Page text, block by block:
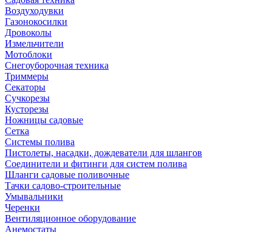
Воздуходувки
Газонокосилки
Дровоколы
Измельчители
Мотоблоки
Снегоуборочная техника
Триммеры
Секаторы
Сучкорезы
Кусторезы
Ножницы садовые
Сетка
Системы полива
Пистолеты, насадки, дождеватели для шлангов
Соединители и фитинги для систем полива
Шланги садовые поливочные
Тачки садово-строительные
Умывальники
Черенки
Вентиляционное оборудование
Анемостаты